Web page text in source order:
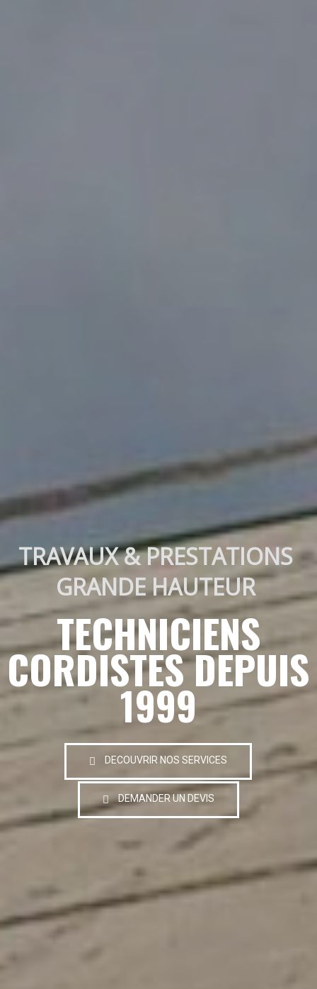
TRAVAUX & PRESTATIONS
GRANDE HAUTEUR
TECHNICIENS
CORDISTES DEPUIS
1999
DECOUVRIR NOS SERVICES
DEMANDER UN DEVIS